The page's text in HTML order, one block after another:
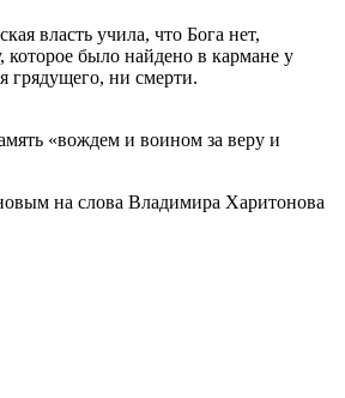
власть учила, что Бога нет,
было найдено в кармане у
грядущего, ни смерти.
«вождем и воином за веру и
на слова Владимира Харитонова